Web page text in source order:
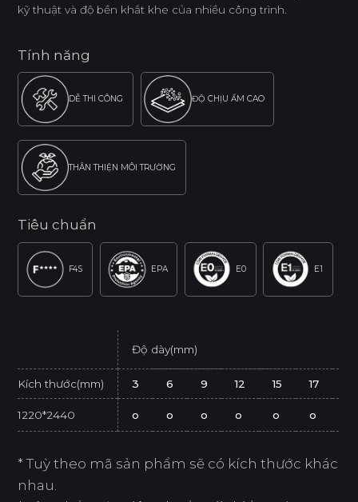
kỹ thuật và độ bền khắt khe của nhiều công trình.
Tính năng
DỄ THI CÔNG ĐỘ CHỊU ẨM CAO
THÂN THIỆN MÔI TRƯỜNG
Tiêu chuẩn
F4S EPA E0 E1
Độ dày(mm)
Kích thước(mm) 3 6 9 12 15 17
1220*2440 o o o o o o
* Tuỳ theo mã sản phẩm sẽ có kích thước khác
nhau.